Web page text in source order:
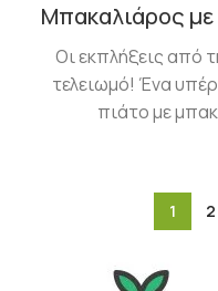
Μπακαλιάρος με
Οι εκπλήξεις από
τελειωμό! Ένα
πιάτο με
1 2